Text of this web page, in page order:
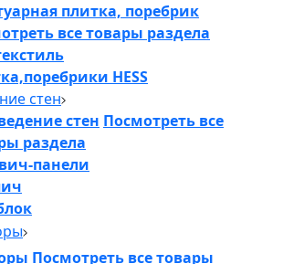
плитка, поребрик
все товары раздела
HESS
стен
стен Посмотреть все
раздела
панели
Посмотреть все товары